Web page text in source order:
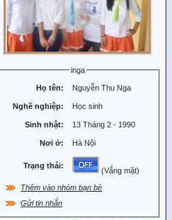
inga
Họ tên: Nguyễn Thu Nga
Nghề nghiệp: Học sinh
Sinh nhật: 13 Tháng 2 - 1990
Nơi ở: Hà Nội
Trạng thái:
(Vắng mặt)
Thêm vào nhóm bạn bè
Gửi tin nhắn